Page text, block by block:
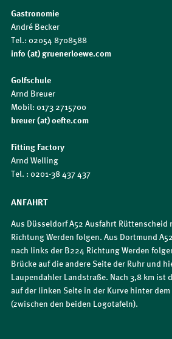
Gastronomie
André Becker
Tel.: 02054 8708588
info (at) gruenerloewe.com
Golfschule
Arnd Breuer
Mobil: 0173 2715700
breuer (at) oefte.com
Fitting Factory
Arnd Welling
Tel. : 0201-38 437 437
ANFAHRT
Aus Düsseldorf A52 Ausfahrt Rüttenscheid
Richtung Werden folgen. Aus Dortmund
nach links der B224 Richtung Werden
Brücke auf die andere Seite der Ruhr und
Laupendahler Landstraße. Nach 3,8 km ist
auf der linken Seite in der Kurve hinter dem
(zwischen den beiden Logotafeln).